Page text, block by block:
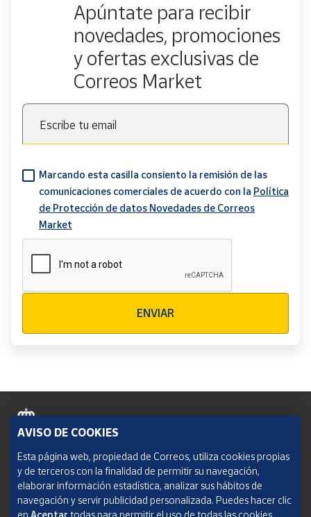
Apúntate para recibir
novedades, promociones
y ofertas exclusivas de
Correos Market
Escribe tu email
Marcando esta casilla consiento la remisión de las
comunicaciones comerciales de acuerdo con la Política
de Protección de datos Novedades de Correos
Market
ENVIAR
Política de cookies
Aviso legal
Condiciones del servicio
AVISO DE COOKIES
Esta página web, propiedad de Correos, utiliza cookies propias
y de terceros con la finalidad de permitir su navegación,
elaborar información estadística, analizar sus hábitos de
navegación y servir publicidad personalizada. Puedes hacer clic
en Aceptar todas para permitir el uso de todas las cookies.